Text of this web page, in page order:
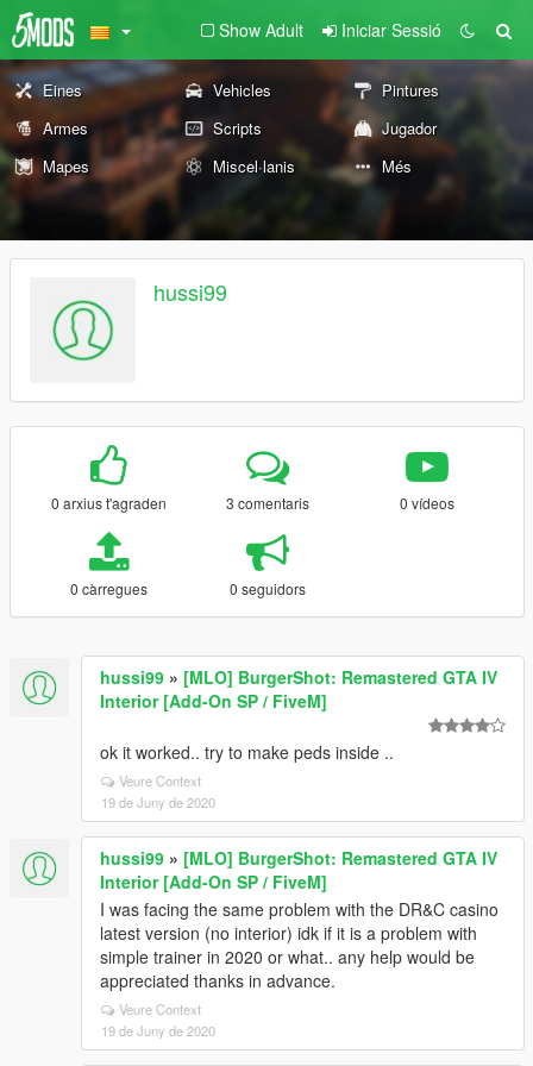
Show Adult Iniciar Sessió
Eines Vehicles
Pintures
Armes
Scripts
Jugador
Mapes
Miscel·lanis Més
hussi99
0 arxius t'agraden 3 comentaris 0 vídeos
0 càrregues 0 seguidors
hussi99 » [MLO] BurgerShot: Remastered GTA IV
Interior [Add-On SP / FiveM]
ok it worked.. try to make peds inside ..
Veure Context
19 de Juny de 2020
hussi99 » [MLO] BurgerShot: Remastered GTA IV
Interior [Add-On SP / FiveM]
I was facing the same problem with the DR&C casino
latest version (no interior) idk if it is a problem with
simple trainer in 2020 or what.. any help would be
appreciated thanks in advance.
Veure Context
19 de Juny de 2020